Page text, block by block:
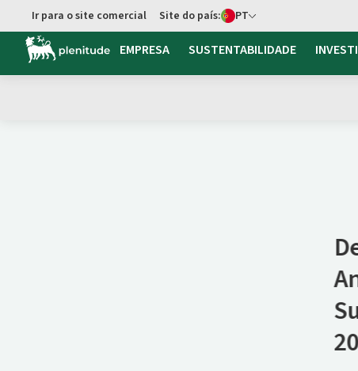
Ir para o site comercial Seletor de idioma
Site do país: PT
EMPRESA SUSTENTABILIDADE
Demonstrações
Anuais, Relatório de
Sustentabilidade e